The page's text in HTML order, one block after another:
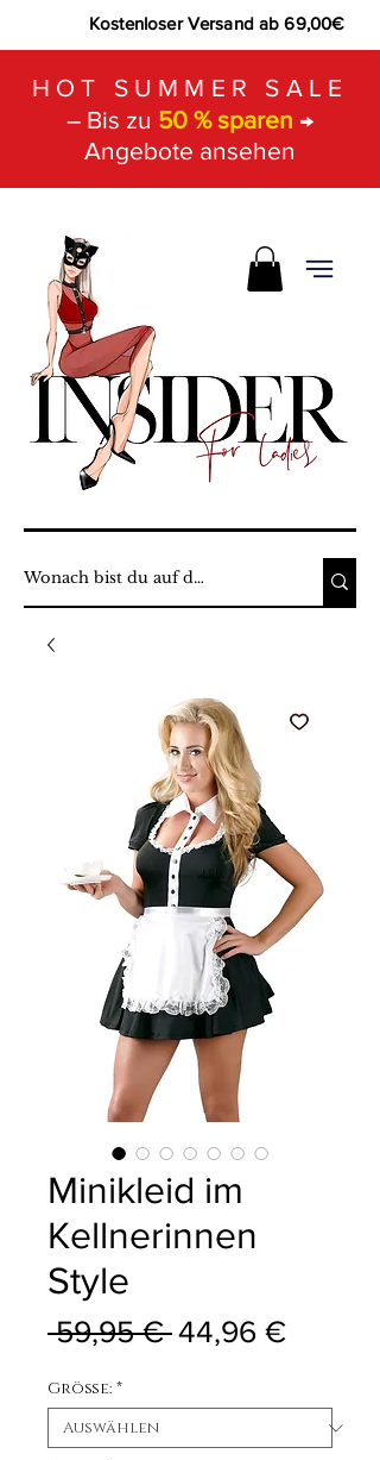
Kostenloser Versand ab 69,00€
HOT SUMMER SALE
– Bis zu 50 % sparen →
Angebote ansehen
Minikleid im
Kellnerinnen
Style
59,95 € Standardpreis
44,96 €Sale-
Größe: *